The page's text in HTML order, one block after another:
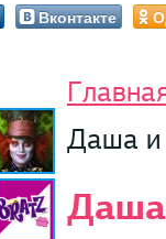
Вконтакте
Даша и
Даша